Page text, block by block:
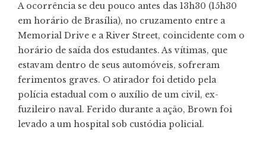
A ocorrência se deu pouco antes das 13h30 (15h30
em horário de Brasília), no cruzamento entre a
Memorial Drive e a River Street, coincidente com o
horário de saída dos estudantes. As vítimas, que
estavam dentro de seus automóveis, sofreram
ferimentos graves. O atirador foi detido pela
polícia estadual com o auxílio de um civil, ex-
fuzileiro naval. Ferido durante a ação, Brown foi
levado a um hospital sob custódia policial.